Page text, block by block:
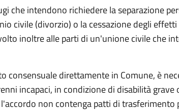
che intendono richiedere la separazione
civile (divorzio) o la cessazione degli
inoltre alle parti di un'unione civile che
consensuale direttamente in Comune, è
incapaci, in condizione di disabilità
non contenga patti di trasferimento